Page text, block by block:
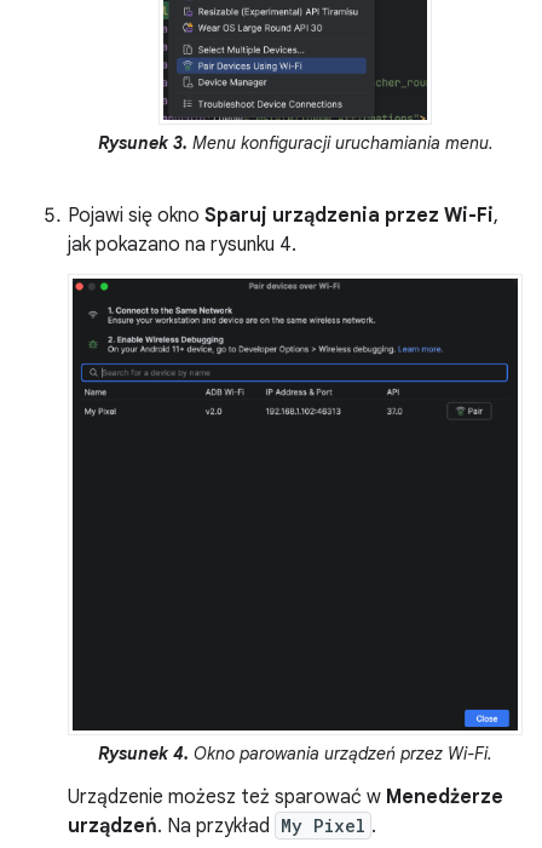
Rysunek 3. Menu konfiguracji uruchamiania menu.
Pojawi się okno Sparuj urządzenia przez Wi-Fi,
jak pokazano na rysunku 4.
Rysunek 4. Okno parowania urządzeń przez Wi-Fi.
Urządzenie możesz też sparować w Menedżerze
urządzeń. Na przykład My Pixel .